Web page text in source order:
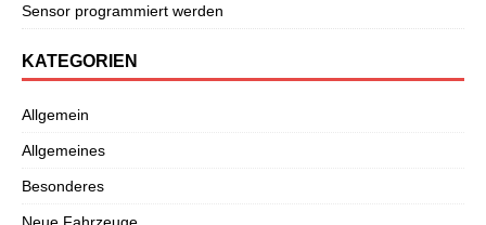
Sensor programmiert werden
KATEGORIEN
Allgemein
Allgemeines
Besonderes
Neue Fahrzeuge